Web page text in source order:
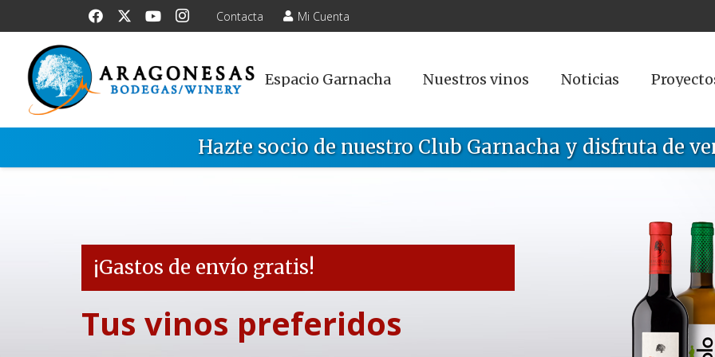
Contacta Mi Cuenta
Espacio Garnacha Nuestros vinos Noticias
Hazte socio de nuestro Club Garnacha y disfruta de
¡Gastos de envío gratis!
Tus vinos preferidos